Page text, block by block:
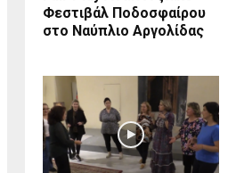
Φεστιβάλ Ποδοσφαίρου
στο Ναύπλιο Αργολίδας